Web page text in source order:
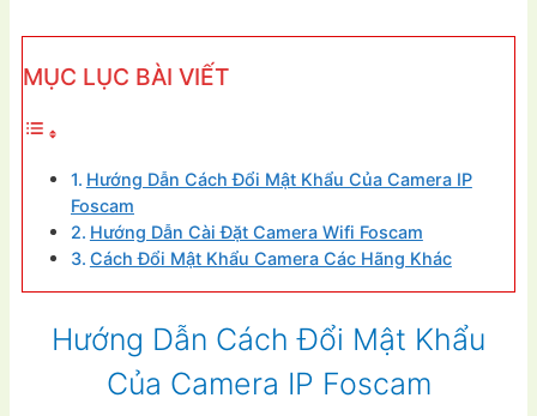
MỤC LỤC BÀI VIẾT
Hướng Dẫn Cách Đổi Mật Khẩu Của Camera IP
Foscam
Hướng Dẫn Cài Đặt Camera Wifi Foscam
Cách Đổi Mật Khẩu Camera Các Hãng Khác
Hướng Dẫn Cách Đổi Mật Khẩu
Của Camera IP Foscam